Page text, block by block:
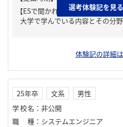
【ESで聞かれた質問】
大学で学んでいる内容とその分野
体験記の詳細
選考体験記を見る
25年卒 文系
男性
学校名 ： 非公開
職種 ： システムエンジニア